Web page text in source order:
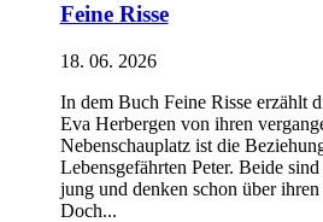
Feine Risse
18. 06. 2026
In dem Buch Feine Risse erzählt
Eva Herbergen von ihren
Nebenschauplatz ist die
Lebensgefährten Peter. Beide
jung und denken schon über ihren
Doch...